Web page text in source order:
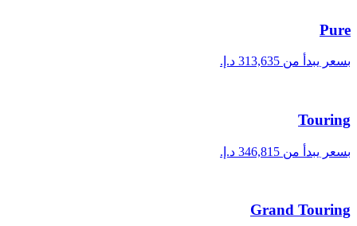
Pure
بسعر يبدأ من ‏313,635 د.إ.‏
Touring
بسعر يبدأ من ‏346,815 د.إ.‏
Grand Touring